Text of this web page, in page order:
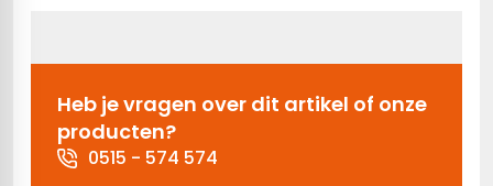
Heb je vragen over dit artikel of onze
producten?
0515 - 574 574